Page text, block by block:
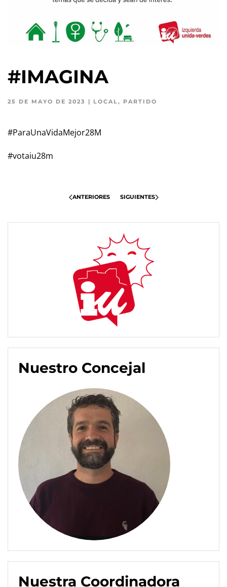
#IMAGINA
25 DE MAYO DE 2023 | LOCAL, PARTIDO
#ParaUnaVidaMejor28M
#votaiu28m
ANTERIORES SIGUIENTES
Nuestro Concejal
Nuestra Coordinadora